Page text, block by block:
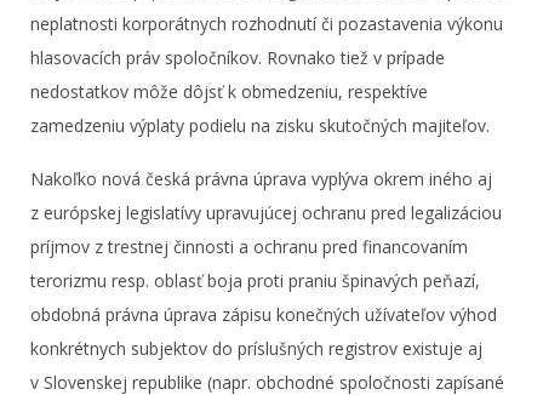
neplatnosti korporátnych rozhodnutí či pozastavenia výkonu
hlasovacích práv spoločníkov. Rovnako tiež v prípade
nedostatkov môže dôjsť k obmedzeniu, respektíve
zamedzeniu výplaty podielu na zisku skutočných majiteľov.
Nakoľko nová česká právna úprava vyplýva okrem iného aj
z európskej legislatívy upravujúcej ochranu pred legalizáciou
príjmov z trestnej činnosti a ochranu pred financovaním
terorizmu resp. oblasť boja proti praniu špinavých peňazí,
obdobná právna úprava zápisu konečných užívateľov výhod
konkrétnych subjektov do príslušných registrov existuje aj
v Slovenskej republike (napr. obchodné spoločnosti zapísané